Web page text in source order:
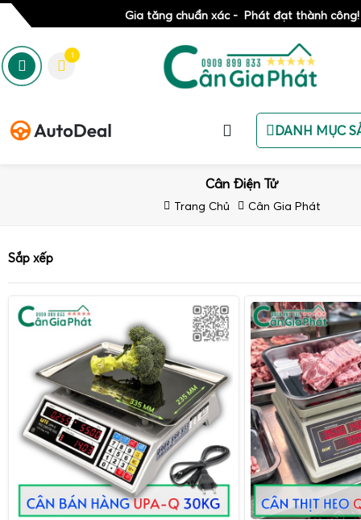
Gia tăng chuẩn xác - Phát đạt thành công!
1
DANH MỤC
Cân Điện Tử
Trang Chủ Cân Gia Phát
Sắp xếp